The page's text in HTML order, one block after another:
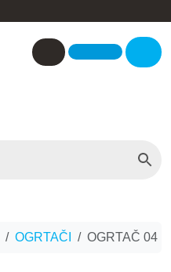
Account
OGRTAČI OGRTAČ 04